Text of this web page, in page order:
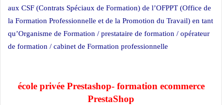
aux CSF (Contrats Spéciaux de Formation) de l’OFPPT (Office de
la Formation Professionnelle et de la Promotion du Travail) en tant
qu’Organisme de Formation / prestataire de formation / opérateur
de formation / cabinet de Formation professionnelle
école privée Prestashop- formation ecommerce
PrestaShop